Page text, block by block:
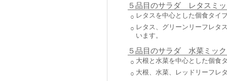
５品目のサラダ レタスミ
○ レタスを中心とした個食タイ
○ レタス、グリーンリーフレタ
います。
５品目のサラダ 水菜ミッ
○ 大根と水菜を中心とした個食
○ 大根、水菜、レッドリーフレ